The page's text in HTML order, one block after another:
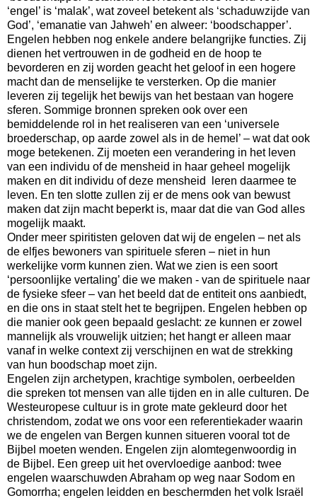
‘engel’ is ‘malak’, wat zoveel betekent als ‘schaduwzijde van
God’, ‘emanatie van Jahweh’ en alweer: ‘boodschapper’.
Engelen hebben nog enkele andere belangrijke functies. Zij
dienen het vertrouwen in de godheid en de hoop te
bevorderen en zij worden geacht het geloof in een hogere
macht dan de menselijke te versterken. Op die manier
leveren zij tegelijk het bewijs van het bestaan van hogere
sferen. Sommige bronnen spreken ook over een
bemiddelende rol in het realiseren van een ‘universele
broederschap, op aarde zowel als in de hemel’ – wat dat ook
moge betekenen. Zij moeten een verandering in het leven
van een individu of de mensheid in haar geheel mogelijk
maken en dit individu of deze mensheid leren daarmee te
leven. En ten slotte zullen zij er de mens ook van bewust
maken dat zijn macht beperkt is, maar dat die van God alles
mogelijk maakt.
Onder meer spiritisten geloven dat wij de engelen – net als
de elfjes bewoners van spirituele sferen – niet in hun
werkelijke vorm kunnen zien. Wat we zien is een soort
‘persoonlijke vertaling’ die we maken - van de spirituele naar
de fysieke sfeer – van het beeld dat de entiteit ons aanbiedt,
en die ons in staat stelt het te begrijpen. Engelen hebben op
die manier ook geen bepaald geslacht: ze kunnen er zowel
mannelijk als vrouwelijk uitzien; het hangt er alleen maar
vanaf in welke context zij verschijnen en wat de strekking
van hun boodschap moet zijn.
Engelen zijn archetypen, krachtige symbolen, oerbeelden
die spreken tot mensen van alle tijden en in alle culturen. De
Westeuropese cultuur is in grote mate gekleurd door het
christendom, zodat we ons voor een referentiekader waarin
we de engelen van Bergen kunnen situeren vooral tot de
Bijbel moeten wenden. Engelen zijn alomtegenwoordig in
de Bijbel. Een greep uit het overvloedige aanbod: twee
engelen waarschuwden Abraham op weg naar Sodom en
Gomorrha; engelen leidden en beschermden het volk Israël